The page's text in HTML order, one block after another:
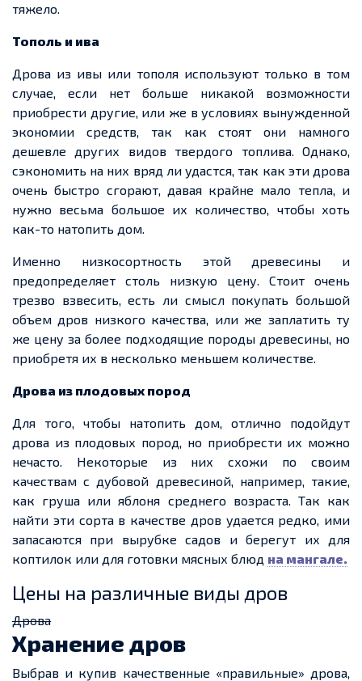
тяжело.
Тополь и ива
Дрова из ивы или тополя используют только в том
случае, если нет больше никакой возможности
приобрести другие, или же в условиях вынужденной
экономии средств, так как стоят они намного
дешевле других видовтвердого топлива. Однако,
сэкономить на них вряд ли удастся, так как эти дрова
очень быстро сгорают, давая крайне мало тепла, и
нужно весьма большое их количество, чтобы хоть
как-то натопить дом.
Именно низкосортность этой древесины и
предопределяет столь низкую цену. Стоит очень
трезво взвесить, есть ли смысл покупать большой
объем дров низкого качества, или же заплатить ту
же цену за более подходящие породы древесины, но
приобретя их в несколько меньшем количестве.
Дрова из плодовых пород
Для того, чтобы натопить дом, отлично подойдут
дрова из плодовых пород, но приобрести их можно
нечасто. Некоторые из них схожи по своим
качествам с дубовой древесиной, например, такие,
как груша или яблоня среднего возраста. Так как
найти эти сорта в качестве дров удаетсяредко, ими
запасаются при вырубке садов и берегут их для
коптилок или для готовки мясных блюд на мангале.
Цены на различные виды дров
Дрова
Хранение дров
Выбрав и купив качественные «правильные» дрова,